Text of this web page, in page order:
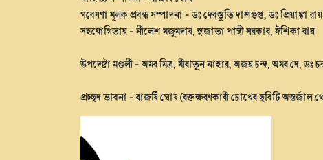
গবেষণা মূলক প্রবন্ধ সম্পাদনা - ডঃ দেবস্তুতি দাশগুপ্ত, ডঃ প্রিয়াঙ্কা রায়
সহযোগিতায় - নীলেশ মজুমদার, সুজাতা পান্থী সরকার, ঈশিকা রায়
উপদেষ্টা মণ্ডলী - অমর মিত্র, মীরাতুন নাহার, অজয় চন্দ, অমর দে, ডঃ
প্রচ্ছদ ভাবনা - রাজর্ষি ঘোষ (রক্তক্ষরণকারী চোখের ছবিটি অন্তর্জাল